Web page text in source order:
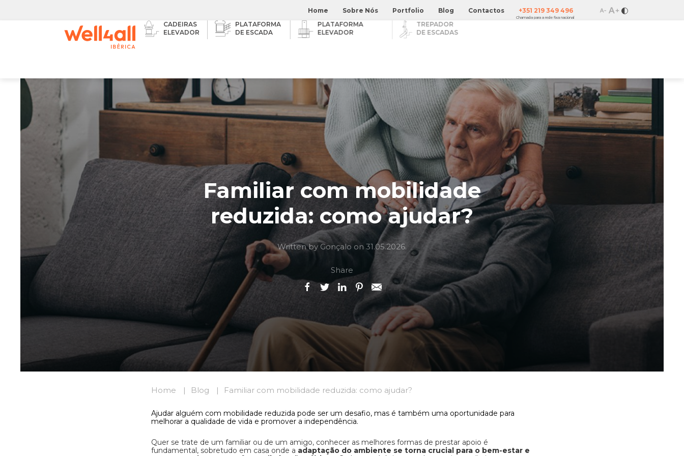
Home Sobre Nós Portfolio Blog Contactos +351 219 349 496
Chamada para a rede fixa nacional
CADEIRAS
ELEVADOR
PLATAFORMA
DE ESCADA
PLATAFORMA
ELEVADOR
TREPADOR
DE ESCADAS
Familiar com mobilidade
reduzida: como ajudar?
Written by Gonçalo on 31.05.2026.
Share
Home Blog Familiar com mobilidade reduzida: como ajudar?
Ajudar alguém com mobilidade reduzida pode ser um desafio, mas é também uma oportunidade para
melhorar a qualidade de vida e promover a independência.
Quer se trate de um familiar ou de um amigo, conhecer as melhores formas de prestar apoio é
fundamental, sobretudo em casa onde a adaptação do ambiente se torna crucial para o bem-estar e